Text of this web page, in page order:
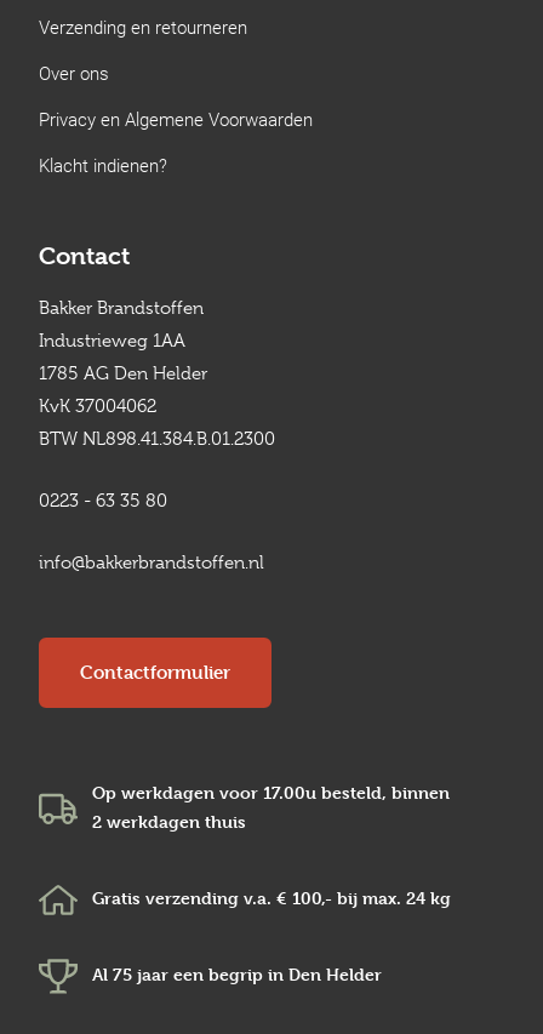
Verzending en retourneren
Over ons
Privacy en Algemene Voorwaarden
Klacht indienen?
Contact
Bakker Brandstoffen
Industrieweg 1AA
1785 AG Den Helder
KvK 37004062
BTW NL898.41.384.B.01.2300
0223 - 63 35 80
info@bakkerbrandstoffen.nl
Contactformulier
Op werkdagen voor 17.00u besteld, binnen
2 werkdagen thuis
Gratis verzending v.a. € 100,- bij max. 24 kg
Al 75 jaar een begrip in Den Helder